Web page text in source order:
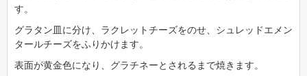
す。
グラタン皿に分け、ラクレットチーズをのせ、シュレッドエメン
タールチーズをふりかけます。
表面が黄金色になり、グラチネーとされるまで焼きます。